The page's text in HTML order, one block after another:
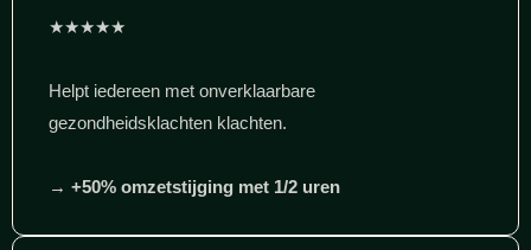
★★★★★
Helpt iedereen met onverklaarbare
gezondheidsklachten klachten.
→ +50% omzetstijging met 1/2 uren